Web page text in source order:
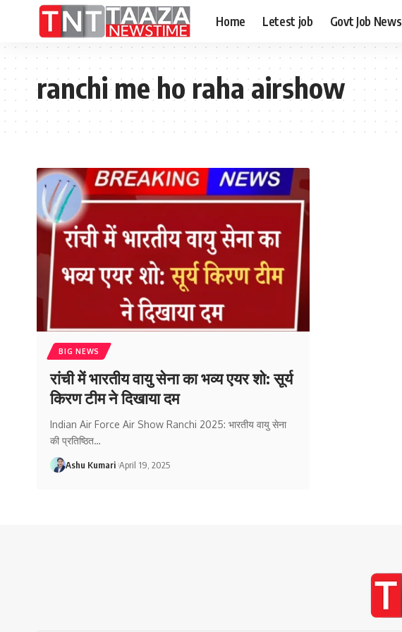
Home Letest job Govt Job News
ranchi me ho raha airshow
BIG NEWS
रांची में भारतीय वायु सेना का भव्य एयर शो: सूर्य
किरण टीम ने दिखाया दम
Indian Air Force Air Show Ranchi 2025: भारतीय वायु सेना
की प्रतिष्ठित…
Ashu Kumari April 19, 2025